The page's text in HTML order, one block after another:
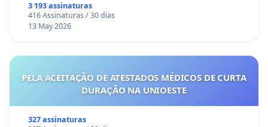
3 193 assinaturas
416 Assinaturas / 30 dias
13 May 2026
PELA ACEITAÇÃO DE ATESTADOS MÉDICOS DE CURTA
DURAÇÃO NA UNIOESTE
327 assinaturas